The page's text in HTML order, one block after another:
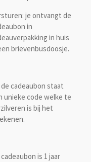
je ontvangt de
in
in huis
brievenbusdoosje.
cadeaubon staat
unieke code welke te
is bij het
is 1 jaar